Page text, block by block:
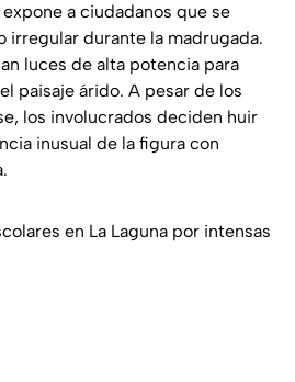
a ciudadanos que se
irregular durante la madrugada.
luces de alta potencia para
paisaje árido. A pesar de los
los involucrados deciden huir
inusual de la figura con
en La Laguna por intensas